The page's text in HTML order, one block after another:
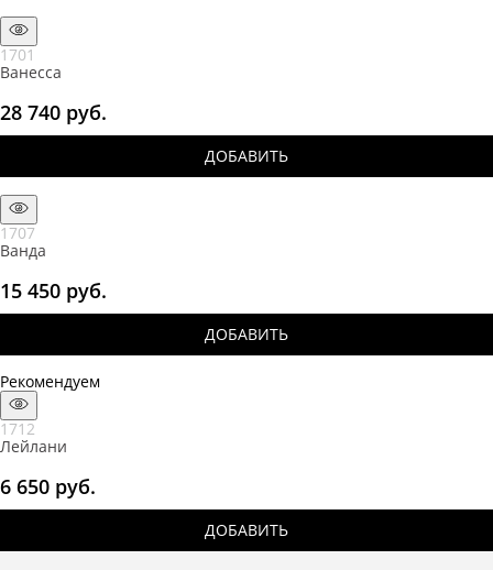
1701
Ванесса
28 740 руб.
ДОБАВИТЬ
1707
Ванда
15 450 руб.
ДОБАВИТЬ
Рекомендуем
1712
Лейлани
6 650 руб.
ДОБАВИТЬ